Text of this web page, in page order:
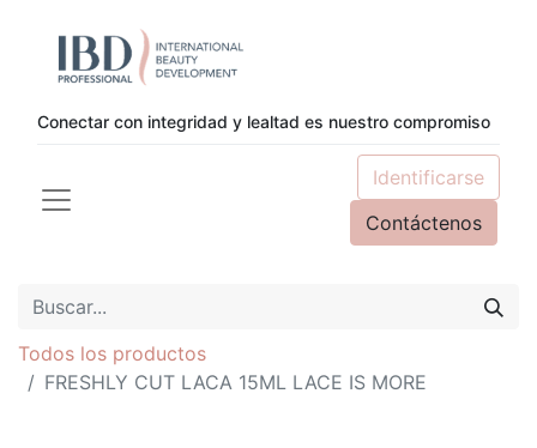
Conectar con integridad y lealtad es nuestro compromiso
Identificarse
Contáctenos
Todos los productos
FRESHLY CUT LACA 15ML LACE IS MORE